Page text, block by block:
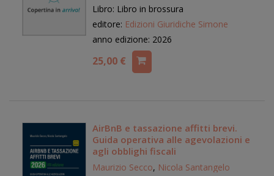
Libro: Libro in brossura
editore: Edizioni Giuridiche Simone
anno edizione: 2026
25,00 €
AirBnB e tassazione affitti brevi.
Guida operativa alle agevolazioni e
agli obblighi fiscali
Maurizio Secco, Nicola Santangelo